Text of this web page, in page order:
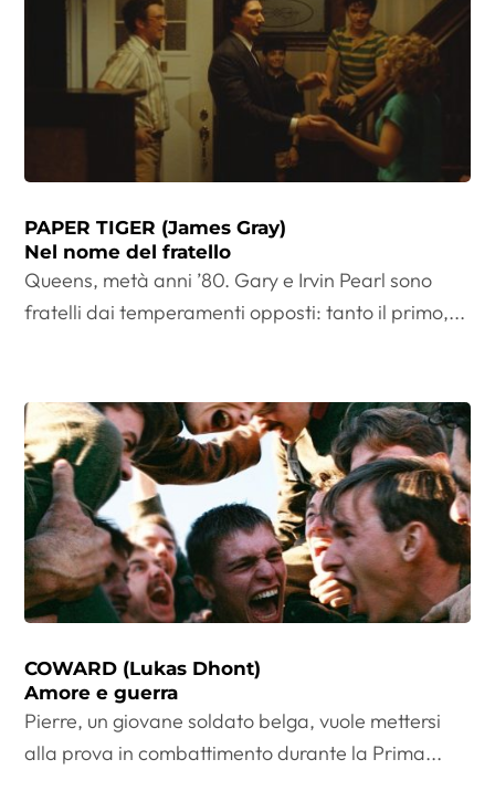
PAPER TIGER (James Gray)
Nel nome del fratello
Queens, metà anni ’80. Gary e Irvin Pearl sono
fratelli dai temperamenti opposti: tanto il primo,...
COWARD (Lukas Dhont)
Amore e guerra
Pierre, un giovane soldato belga, vuole mettersi
alla prova in combattimento durante la Prima...